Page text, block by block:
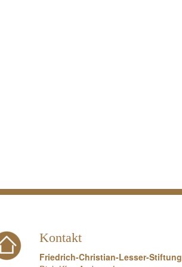
Kontakt
Friedrich-Christian-Lesser-Stiftung